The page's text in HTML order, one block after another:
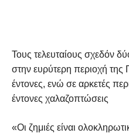
Τους τελευταίους σχεδόν
στην ευρύτερη περιοχή της
έντονες, ενώ σε αρκετές
έντονες χαλαζοπτώσεις
«Οι ζημιές είναι